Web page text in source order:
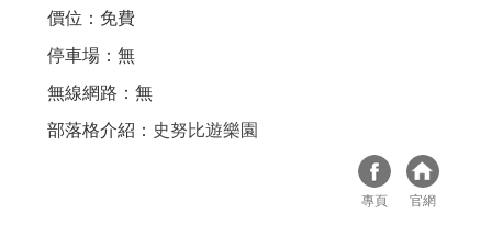
價位：免費
停車場：無
無線網路：無
部落格介紹： 史努比遊樂園
專頁 官網